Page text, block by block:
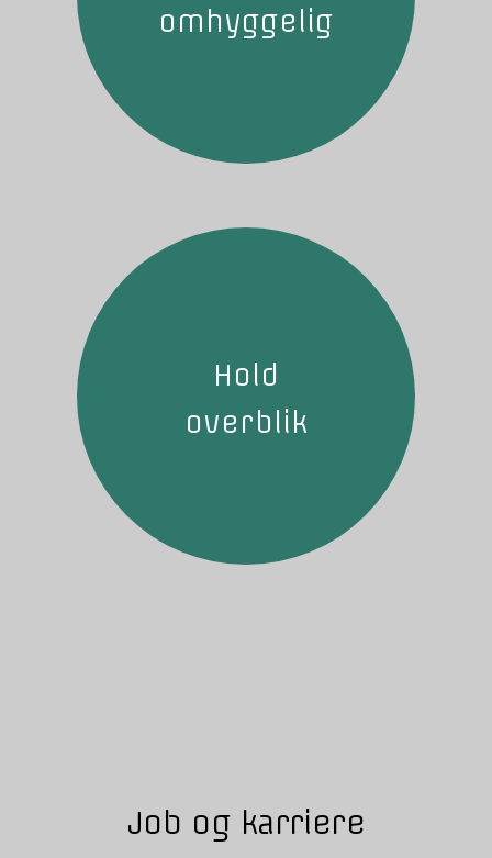
omhyggelig
Hold
overblik
Job og karriere